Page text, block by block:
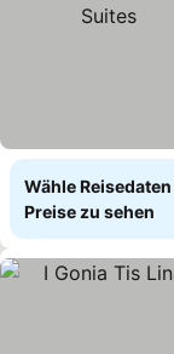
Wähle
Preise zu sehen